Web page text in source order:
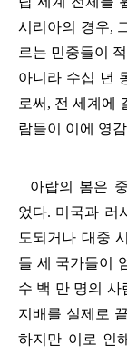
시리아의 경우,
르는 민중들이
아니라 수십 년
로써 , 전 세계에
람들이 이에 영
아랍의 봄은
었다. 미국과 러
도되거나 대중
들 세 국가들이
수 백 만 명의 사
지배를 실제로
하지만 이로 인